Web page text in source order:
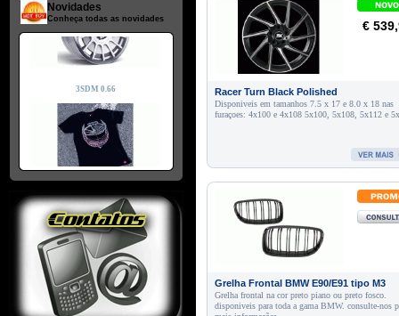
Novidades
Conheça todas as novidades €
Racer Turn Black Polished
Disponiveis em tamanhos 7.5 x 17 e 8.0 x 18 nas
furaçoes: 4x100 e 4x108 5x100, 5x108, 5x112 e
Grelha Frontal BMW E90/E91 tipo M3
Grelha frontal na cor preto piano ou preto fosco.
disponiveis para toda a gama BMW. consulte-nos